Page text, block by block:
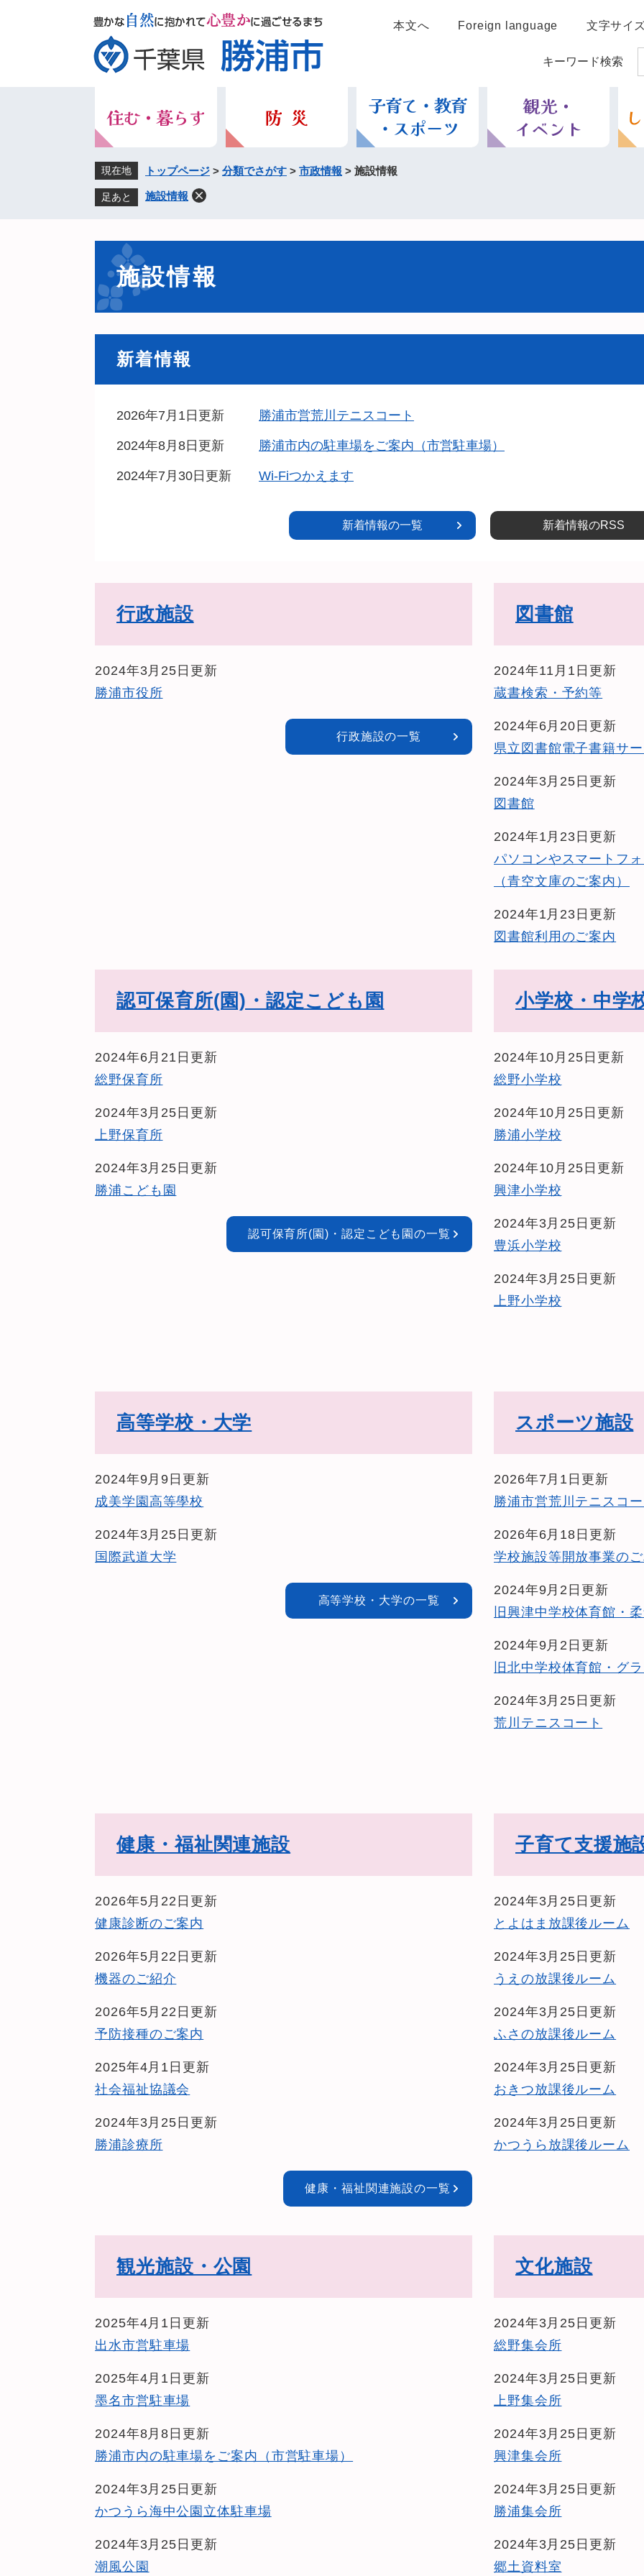
本文へ Foreign language 文字サイ
キーワード検索
現在地 トップページ > 分類でさがす > 市政情報 > 施設情報
足あと 施設情報
施設情報
新着情報
2026年7月1日更新 勝浦市営荒川テニスコート
2024年8月8日更新 勝浦市内の駐車場をご案内（市営駐車場）
2024年7月30日更新 Wi-Fiつかえます
新着情報の一覧 新着情報のRSS
行政施設
2024年3月25日更新
勝浦市役所
行政施設の一覧
図書館
2024年11月1日更新
蔵書検索・予約等
2024年6月20日更新
県立図書館電子書籍サ
2024年3月25日更新
図書館
2024年1月23日更新
パソコンやスマートフ
（青空文庫のご案内）
2024年1月23日更新
図書館利用のご案内
認可保育所(園)・認定こども園
2024年6月21日更新
総野保育所
2024年3月25日更新
上野保育所
2024年3月25日更新
勝浦こども園
認可保育所(園)・認定こども園の一覧
小学校・中学
2024年10月25日更新
総野小学校
2024年10月25日更新
勝浦小学校
2024年10月25日更新
興津小学校
2024年3月25日更新
豊浜小学校
2024年3月25日更新
上野小学校
高等学校・大学
2024年9月9日更新
成美学園高等學校
2024年3月25日更新
国際武道大学
高等学校・大学の一覧
スポーツ施設
2026年7月1日更新
勝浦市営荒川テニスコ
2026年6月18日更新
学校施設等開放事業の
2024年9月2日更新
旧興津中学校体育館・
2024年9月2日更新
旧北中学校体育館・グ
2024年3月25日更新
荒川テニスコート
健康・福祉関連施設
2026年5月22日更新
健康診断のご案内
2026年5月22日更新
機器のご紹介
2026年5月22日更新
予防接種のご案内
2025年4月1日更新
社会福祉協議会
2024年3月25日更新
勝浦診療所
健康・福祉関連施設の一覧
子育て支援施
2024年3月25日更新
とよはま放課後ルーム
2024年3月25日更新
うえの放課後ルーム
2024年3月25日更新
ふさの放課後ルーム
2024年3月25日更新
おきつ放課後ルーム
2024年3月25日更新
かつうら放課後ルーム
観光施設・公園
2025年4月1日更新
出水市営駐車場
2025年4月1日更新
墨名市営駐車場
2024年8月8日更新
勝浦市内の駐車場をご案内（市営駐車場）
2024年3月25日更新
かつうら海中公園立体駐車場
2024年3月25日更新
潮風公園
文化施設
2024年3月25日更新
総野集会所
2024年3月25日更新
上野集会所
2024年3月25日更新
興津集会所
2024年3月25日更新
勝浦集会所
2024年3月25日更新
郷土資料室